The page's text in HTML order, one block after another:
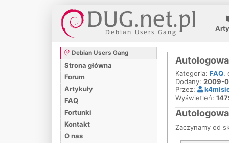
Debian Users Gang
Strona główna
Forum
Artykuły
FAQ
Fortunki
Kontakt
O nas
Kategoria: FAQ,
Dodany: 2009-
Przez:
Wyświetleń:
Zaczynamy od